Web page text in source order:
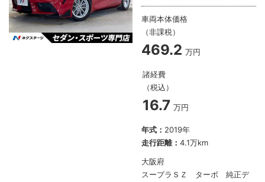
車両本体価格
（非課税）
469.2 万円
諸経費
（税込）
16.7 万円
年式： 2019年
走行距離： 4.1万km
大阪府
スープラＳＺ ターボ 純正デ